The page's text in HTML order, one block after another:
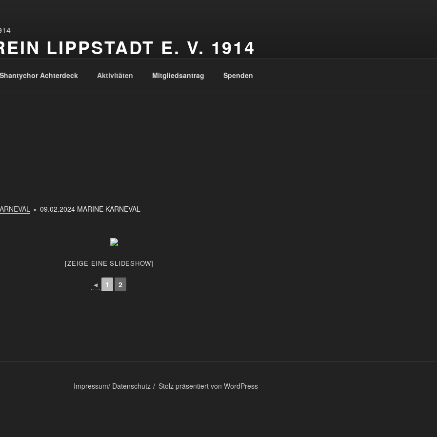
LIPPSTADT E. V. 1914
Shantychor Achterdeck Aktivitäten Mitgliedsantrag Spenden
» 09.02.2024 MARINE KARNEVAL
[ZEIGE EINE SLIDESHOW]
◄ 1 2
Impressum/ Datenschutz Stolz präsentiert von WordPress